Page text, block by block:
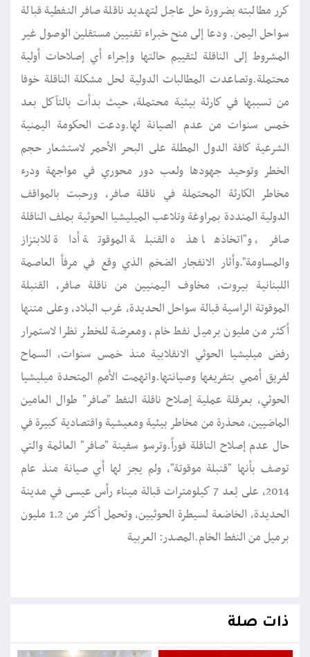
كرر مطالبته بضرورة حل عاجل لتهديد ناقلة صافر النفطية قبالة
سواحل اليمن. ودعا إلى منح خبراء تقنيين مستقلين الوصول غير
المشروط إلى الناقلة لتقييم حالتها وإجراء أي إصلاحات أولية
محتملة.وتصاعدت المطالبات الدولية لحل مشكلة الناقلة خوفا
من تسببها في كارثة بيئية محتملة، حيث بدأت بالتآكل بعد
خمس سنوات من عدم الصيانة لها.ودعت الحكومة اليمنية
الشرعية كافة الدول المطلة على البحر الأحمر لاستشعار حجم
الخطر وتوحيد جهودها ولعب دور محوري في مواجهة ودرء
مخاطر الكارثة المحتملة ‎في ناقلة صافر، ورحبت بالمواقف
الدولية المنددة بمراوغة وتلاعب الميليشيا الحوثية بملف الناقلة
صافر، و"اتخاذها هذه القنبلة الموقوتة أداة للابتزاز
والمساومة".وأثار الانفجار الضخم الذي وقع في مرفأ العاصمة
اللبنانية بيروت، مخاوف اليمنيين من ناقلة صافر، القنبلة
الموقوتة الراسية قبالة سواحل الحديدة، غرب البلاد، وعلى متنها
أكثر من مليون برميل نفط خام، ومعرضة للخطر نظرا لاستمرار
رفض ميليشيا الحوثي الانقلابية منذ خمس سنوات، السماح
لفريق أممي بتفريغها وصيانتها.واتهمت الأمم المتحدة ميليشيا
الحوثي، بعرقلة عملية إصلاح ناقلة النفط "صافر" طوال العامين
الماضيين، محذرة من مخاطر بيئية ومعيشية واقتصادية كبيرة في
حال عدم إصلاح الناقلة فوراً.وترسو سفينة "صافر" العائمة والتي
توصف بأنها "قنبلة موقوتة"، ولم يجرَ لها أي صيانة منذ عام
2014، على بُعد 7 كيلومترات قبالة ميناء رأس عيسى في مدينة
الحديدة، الخاضعة لسيطرة الحوثيين، وتحمل أكثر من 1.2 مليون
برميل من النفط الخام.المصدر: العربية
ذات صلة